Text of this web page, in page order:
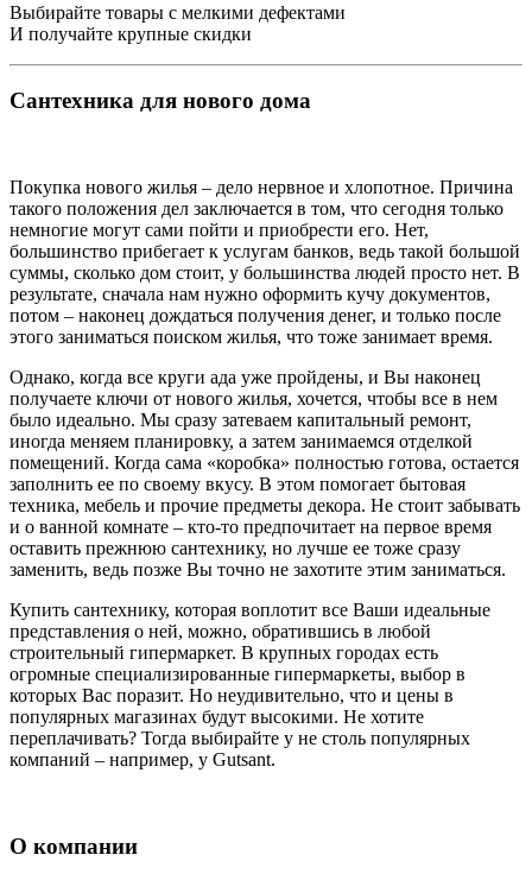
Выбирайте товары с мелкими дефектами
И получайте крупные скидки
Сантехника для нового дома
Покупка нового жилья – дело нервное и хлопотное. Причина
такого положения дел заключается в том, что сегодня только
немногие могут сами пойти и приобрести его. Нет,
большинство прибегает к услугам банков, ведь такой большой
суммы, сколько дом стоит, у большинства людей просто нет. В
результате, сначала нам нужно оформить кучу документов,
потом – наконец дождаться получения денег, и только после
этого заниматься поиском жилья, что тоже занимает время.
Однако, когда все круги ада уже пройдены, и Вы наконец
получаете ключи от нового жилья, хочется, чтобы все в нем
было идеально. Мы сразу затеваем капитальный ремонт,
иногда меняем планировку, а затем занимаемся отделкой
помещений. Когда сама «коробка» полностью готова, остается
заполнить ее по своему вкусу. В этом помогает бытовая
техника, мебель и прочие предметы декора. Не стоит забывать
и о ванной комнате – кто-то предпочитает на первое время
оставить прежнюю сантехнику, но лучше ее тоже сразу
заменить, ведь позже Вы точно не захотите этим заниматься.
Купить сантехнику, которая воплотит все Ваши идеальные
представления о ней, можно, обратившись в любой
строительный гипермаркет. В крупных городах есть
огромные специализированные гипермаркеты, выбор в
которых Вас поразит. Но неудивительно, что и цены в
популярных магазинах будут высокими. Не хотите
переплачивать? Тогда выбирайте у не столь популярных
компаний – например, у Gutsant.
О компании